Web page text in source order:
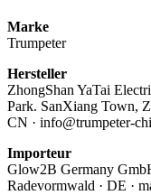
Marke
Trumpeter
Hersteller
ZhongShan YaTai
Park. SanXiang Town,
CN · info@trumpeter-
Importeur
Glow2B Germany
Radevormwald · DE ·